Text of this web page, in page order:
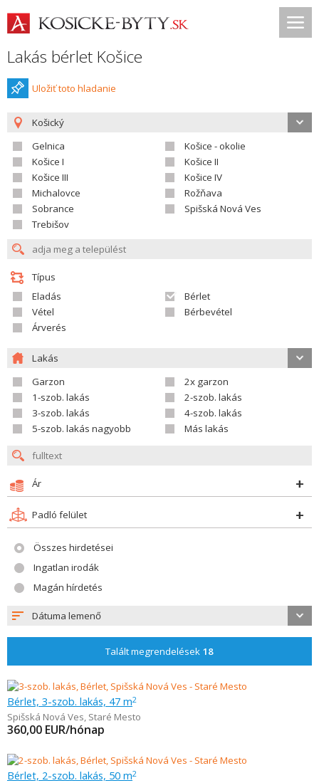
Lakás bérlet Košice
Uložiť toto hladanie
Košický
Gelnica
Košice - okolie
Košice I
Košice II
Košice III
Košice IV
Michalovce
Rožňava
Sobrance
Spišská Nová Ves
Trebišov
Típus
Eladás
Bérlet
Vétel
Bérbevétel
Árverés
Lakás
Garzon
2x garzon
1-szob. lakás
2-szob. lakás
3-szob. lakás
4-szob. lakás
5-szob. lakás nagyobb
Más lakás
Ár
Padló felület
Összes hirdetései
Ingatlan irodák
Magán hírdetés
Dátuma lemenő
Talált megrendelések 18
Bérlet, 3-szob. lakás, 47 m2
Spišská Nová Ves, Staré Mesto
360,00 EUR/hónap
Bérlet, 2-szob. lakás, 50 m2